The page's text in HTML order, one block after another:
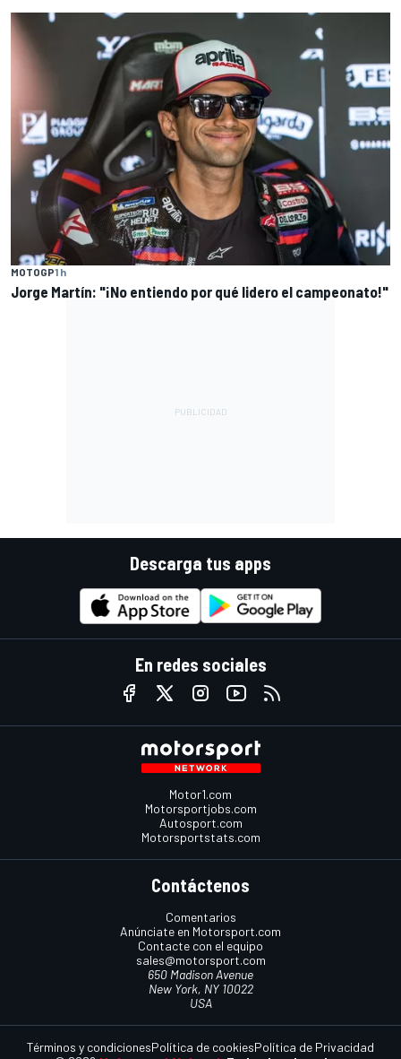
MOTOGP1 h
Jorge Martín: "¡No entiendo por qué lidero el campeonato!"
Descarga tus apps
En redes sociales
Motor1.com
Motorsportjobs.com
Autosport.com
Motorsportstats.com
Contáctenos
Comentarios
Anúnciate en Motorsport.com
Contacte con el equipo
sales@motorsport.com
650 Madison Avenue
New York, NY 10022
USA
Términos y condicionesPolítica de cookiesPolítica de Privacidad